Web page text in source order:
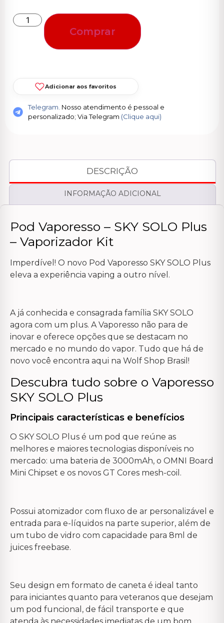
Comprar
Adicionar aos favoritos
Telegram. Nosso atendimento é pessoal e
personalizado; Via Telegram (Clique aqui)
DESCRIÇÃO
INFORMAÇÃO ADICIONAL
Pod Vaporesso – SKY SOLO Plus
– Vaporizador Kit
Imperdível! O novo Pod Vaporesso SKY SOLO Plus
eleva a experiência vaping a outro nível.
A já conhecida e consagrada família SKY SOLO
agora com um plus. A Vaporesso não para de
inovar e oferece opções que se destacam no
mercado e no mundo do vapor. Tudo que há de
novo você encontra aqui na Wolf Shop Brasil!
Descubra tudo sobre o Vaporesso
SKY SOLO Plus
Principais características e benefícios
O SKY SOLO Plus é um pod que reúne as
melhores e maiores tecnologias disponíveis no
mercado: uma bateria de 3000mAh, o OMNI Board
Mini Chipset e os novos GT Cores mesh-coil.
Possui atomizador com fluxo de ar personalizável e
entrada para e-líquidos na parte superior, além de
um tubo de vidro com capacidade para 8ml de
juices freebase.
Seu design em formato de caneta é ideal tanto
para iniciantes quanto para veteranos que desejam
um pod funcional, de fácil transporte e que